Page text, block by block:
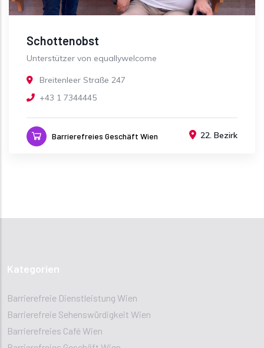
Schottenobst
Unterstützer von equallywelcome
Breitenleer Straße 247
+43 1 7344445
Barrierefreies Geschäft Wien 22. Bezirk
Kategorien
Barrierefreie Dienstleistung Wien
Barrierefreie Sehenswürdigkeit Wien
Barrierefreies Café Wien